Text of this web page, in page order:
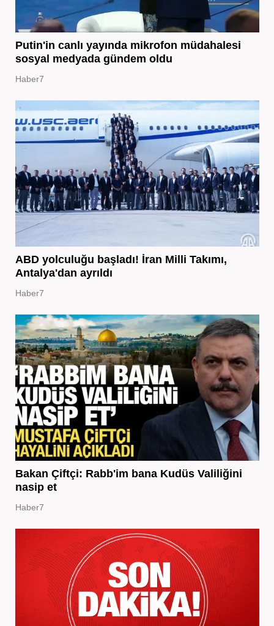
Putin'in canlı yayında mikrofon müdahalesi
sosyal medyada gündem oldu
Haber7
ABD yolculuğu başladı! İran Milli Takımı,
Antalya'dan ayrıldı
Haber7
Bakan Çiftçi: Rabb'im bana Kudüs Valiliğini
nasip et
Haber7